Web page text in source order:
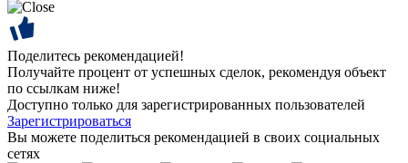
Поделитесь рекомендацией!
Получайте процент от успешных сделок, рекомендуя объект
по ссылкам ниже!
Доступно только для зарегистрированных пользователей
Зарегистрироваться
Вы можете поделиться рекомендацией в своих социальных
сетях